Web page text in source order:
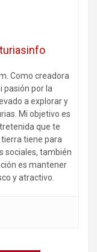
Como creadora
pasión por la
a explorar y
Mi objetivo es
que te
tiene para
sociales, también
es mantener
y atractivo.